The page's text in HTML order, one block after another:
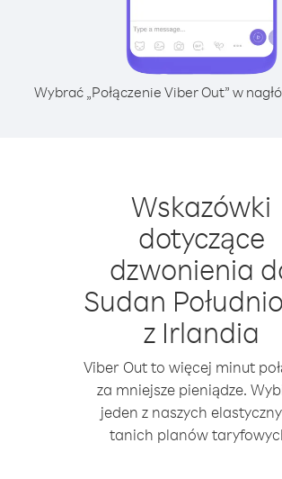
Wybrać „Połączenie Viber Out” w
Wskazówki
dotyczące
dzwonienia
Sudan
z Irlandia
Viber Out to więcej minut
za mniejsze pieniądze.
jeden z naszych
tanich planów